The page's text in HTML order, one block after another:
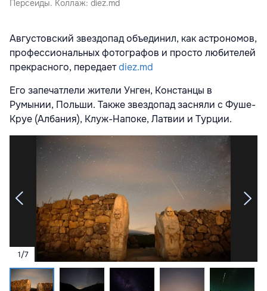
Персеиды. Коллаж: diez.md
Августовский звездопад объединил, как астрономов,
профессиональных фотографов и просто любителей
прекрасного, передаетdiez.md
Его запечатлели жители Унген, Констанцы в
Румынии, Польши. Также звездопад засняли с Фуше-
Круе (Албания), Клуж-Напоке, Латвии и Турции.
1/7